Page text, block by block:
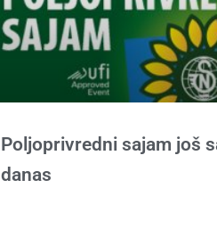
Poljoprivredni sajam još
danas